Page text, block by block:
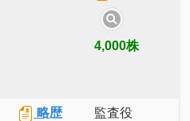
4,000株
略歴
監査役